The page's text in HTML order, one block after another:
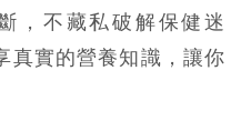
，不藏私破解保健迷
真實的營養知識，讓你